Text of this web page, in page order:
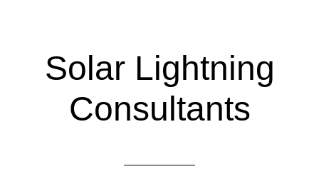
Solar Lightning
Consultants